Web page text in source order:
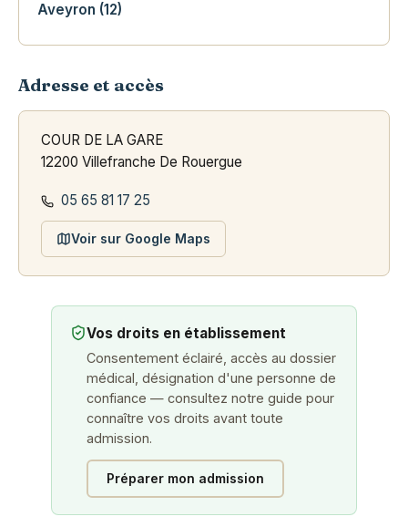
Aveyron (12)
Adresse et accès
COUR DE LA GARE
12200 Villefranche De Rouergue
05 65 81 17 25
Voir sur Google Maps
Vos droits en établissement
Consentement éclairé, accès au dossier
médical, désignation d'une personne de
confiance — consultez notre guide pour
connaître vos droits avant toute
admission.
Préparer mon admission